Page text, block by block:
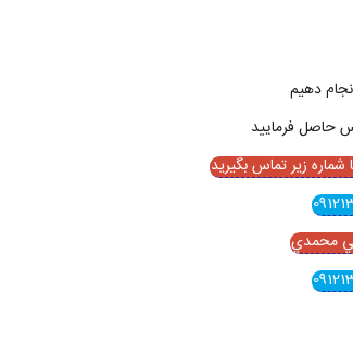
دهيم
شماره زیر تماس بگیرید
محمدي